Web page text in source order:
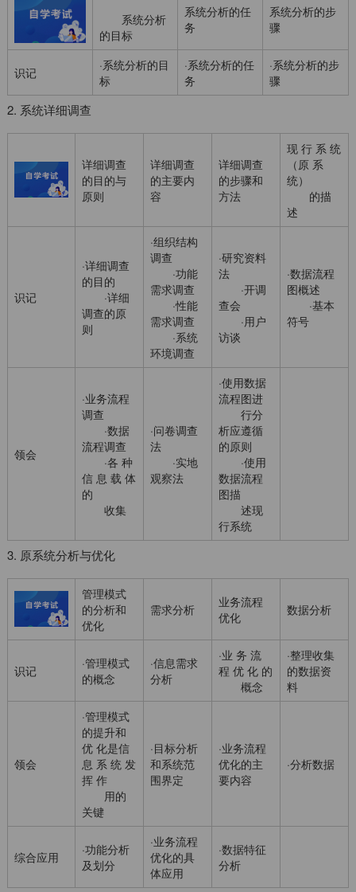
系统分析
的目标
系统分析的任
务
系统分析的步
骤
识记
·系统分析的目
标
·系统分析的任
务
·系统分析的步
骤
2. 系统详细调查
详细调查
的目的与
原则
详细调查
的主要内
容
详细调查
的步骤和
方法
现 行 系 统
（原 系
统）
的描
述
识记
·详细调查
的目的
·详细
调查的原
则
·组织结构
调查
·功能
需求调查
·性能
需求调查
·系统
环境调查
·研究资料
法
·开调
查会
·用户
访谈
·数据流程
图概述
·基本
符号
领会
·业务流程
调查
·数据
流程调查
·各 种
信 息 载 体
的
收集
·问卷调查
法
·实地
观察法
·使用数据
流程图进
行分
析应遵循
的原则
·使用
数据流程
图描
述现
行系统
3. 原系统分析与优化
管理模式
的分析和
优化
需求分析
业务流程
优化
数据分析
识记
·管理模式
的概念
·信息需求
分析
·业 务 流
程 优 化 的
概念
·整理收集
的数据资
料
领会
·管理模式
的提升和
优 化是信
息 系 统 发
挥 作
用的
关键
·目标分析
和系统范
围界定
·业务流程
优化的主
要内容
·分析数据
综合应用
·功能分析
及划分
·业务流程
优化的具
体应用
·数据特征
分析